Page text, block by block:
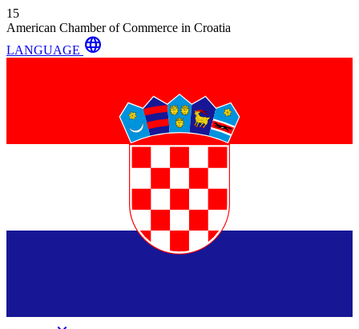
15
American Chamber of Commerce in Croatia
LANGUAGE language